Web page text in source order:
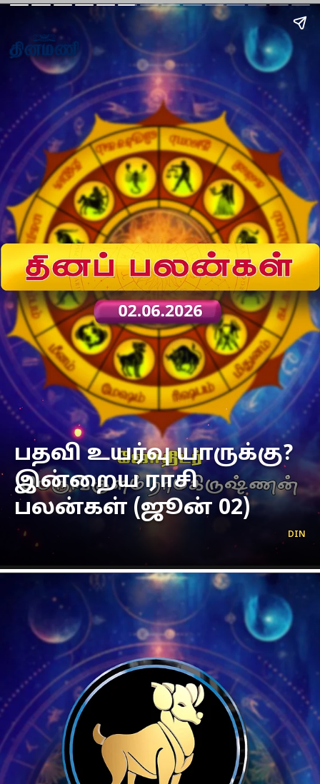
பதவி உயர்வு யாருக்கு?
இன்றைய ராசி
பலன்கள் (ஜூன் 02)
DIN